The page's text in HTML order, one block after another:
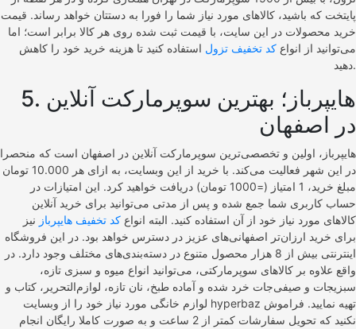
پایتخت که باشید، کالاهای مورد نیاز شما را فورا به دستتان خواهد رساند. قیمت
خرید محصولات در این سایت، با قیمت ثبت شده روی هر کالا برابر است؛ اما
می‌توانید از انواع کد تخفیف تزول استفاده کنید تا هزینه خرید خود را کاهش
دهید.
5. هایپرباز؛ بهترین سوپرمارکت آنلاین
در اصفهان
هایپرباز، اولین و تخصصی‌ترین سوپرمارکت آنلاین در اصفهان است که منحصرا
در این شهر فعالیت می‌کند. با خرید از این وبسایت، به ازای هر 10.000 تومان
مبلغ خرید، 1 امتیاز (=1000 تومان) دریافت خواهید کرد. این امتیازات در
حساب کاربری شما جمع شده و پس از مدتی می‌توانید برای خرید آنلاین
کالاهای مورد نیاز خود از آن استفاده کنید. البته انواع کد تخفیف هایپرباز نیز
برای ‌خرید ارزان‌تر اصفهانی‌های عزیز در دسترس خواهد بود. در این فروشگاه
اینترنتی بیش از 8 هزار محصول متنوع در دسته‌بندی‌های مختلف وجود دارد. در
واقع علاوه بر کالاهای سوپرمارکتی، می‌توانید انواع میوه و سبزی تازه،
سبزیجات و صیفی‌جات خرد شده و آماده طبخ، نان تازه، لوازم‌التحریر، کتاب و
لوازم خانگی مورد نیاز خود را از وبسایت hyperbaz تهیه نمایید. فراموش
نکنید که تحویل سفارشات کمتر از 2 ساعت و به صورت کاملا رایگان انجام